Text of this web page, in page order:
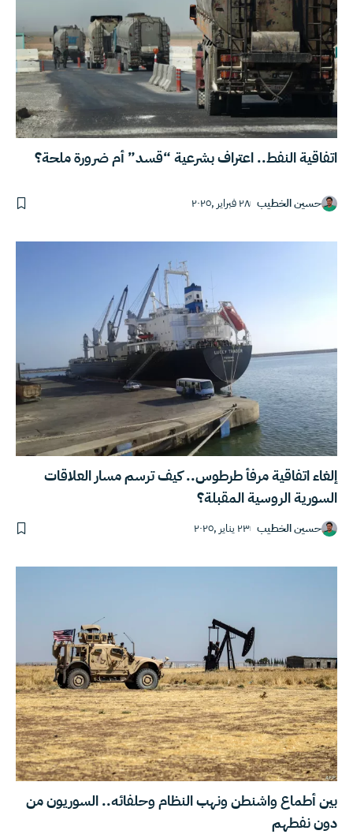
اتفاقية النفط.. اعتراف بشرعية “قسد” أم ضرورة ملحة؟
حسين الخطيب ٢٨ فبراير ,٢٠٢٥
إلغاء اتفاقية مرفأ طرطوس.. كيف ترسم مسار العلاقات
السورية الروسية المقبلة؟
حسين الخطيب ٢٣ يناير ,٢٠٢٥
بين أطماع واشنطن ونهب النظام وحلفائه.. السوريون من
دون نفطهم